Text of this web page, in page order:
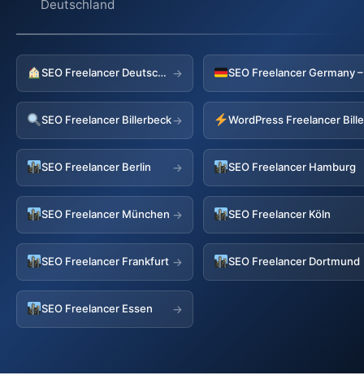
Deutschland
SEO Freelancer Deutschland →
SEO Freelancer Billerbeck→ WordPress Freelancer
SEO Freelancer Berlin → SEO Freelancer Hamburg
SEO Freelancer München → SEO Freelancer Köln
SEO Freelancer Frankfurt → SEO Freelancer Dortmund
SEO Freelancer Essen →